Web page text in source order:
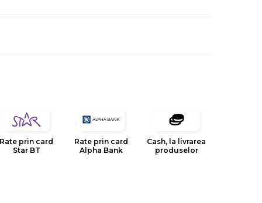
Rate prin card
Star BT
Rate prin card
Alpha Bank
Cash, la livrarea
produselor